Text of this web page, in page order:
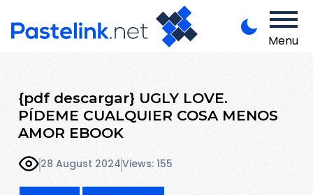
Menu
{pdf descargar} UGLY LOVE.
PÍDEME CUALQUIER COSA MENOS
AMOR EBOOK
28 August 2024Views: 155